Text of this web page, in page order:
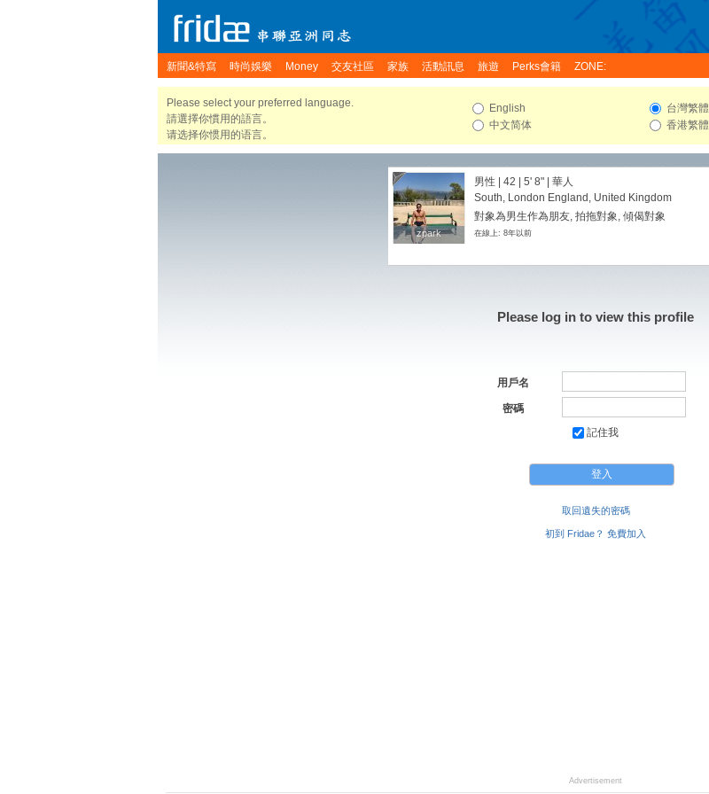
新聞&特寫 時尚娛樂 Money 交友社區 家族 活動訊息 旅遊 Perks會籍 ZONE:
Please select your preferred language.
請選擇你慣用的語言。
请选择你惯用的语言。
English
中文简体
台灣繁體
香港繁體
zpark
zpark
男性 | 42 | 5' 8" | 華人
South, London England, United Kingdom
對象為男生作為朋友, 拍拖對象, 傾偈對象
在線上: 8年以前
Please log in to view this profile
用戶名
密碼
記住我
取回遺失的密碼
初到 Fridae？ 免費加入
Advertisement